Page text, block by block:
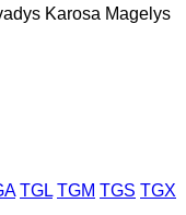
Karosa Magelys
TGL TGM TGS TGX